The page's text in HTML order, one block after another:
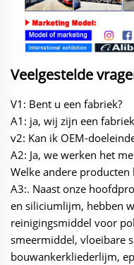
Veelgestelde
V1: Bent u een fabriek?
A1: ja, wij zijn een
v2: Kan ik OEM-
A2: Ja, we werken het
Welke andere producten
A3:. Naast onze
en siliciumlijm, hebben
reinigingsmiddel voor
smeermiddel, vloeibare
bouwankerkliederlijm,